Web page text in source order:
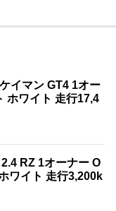
イマン GT4 1オー
ホワイト 走行17,4
RZ 1オーナー O
ワイト 走行3,200k